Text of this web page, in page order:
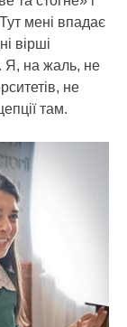
мені впадає
вірші
Я, на жаль, не
не
там.